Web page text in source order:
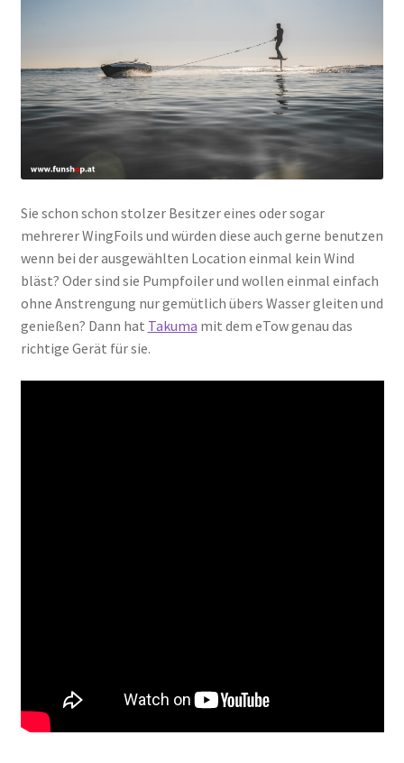
Sie schon schon stolzer Besitzer eines oder sogar
mehrerer WingFoils und würden diese auch gerne benutzen
wenn bei der ausgewählten Location einmal kein Wind
bläst? Oder sind sie Pumpfoiler und wollen einmal einfach
ohne Anstrengung nur gemütlich übers Wasser gleiten und
genießen? Dann hat Takuma mit dem eTow genau das
richtige Gerät für sie.